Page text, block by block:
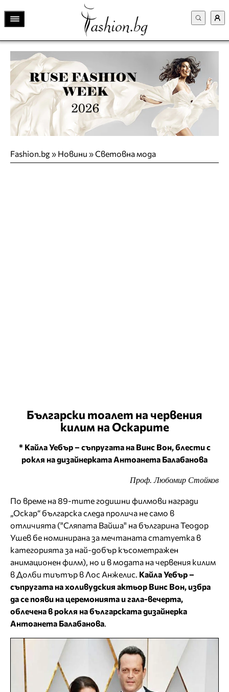
Fashion.bg» Новини »Световна мода
Български тоалет на червения
килим на Оскарите
* Кайла Уебър – съпругата на Винс Вон, блести с
рокля на дизайнерката Антоанета Балабанова
Проф. Любомир Стойков
По време на 89-тите годишни филмови награди
„Оскар“ българска следа пролича не само в
отличията ("Сляпата Вайша" на българина Теодор
Ушев бе номинирана за мечтаната статуетка в
категорията за най-добър късометражен
анимационен филм), но и в модата на червения килим
в Долби тиътър в Лос Анжелис. Кайла Уебър –
съпругата на холивудския актьор Винс Вон, избра
да се появи на церемонията и гала-вечерта,
облечена в рокля на българската дизайнерка
Антоанета Балабанова